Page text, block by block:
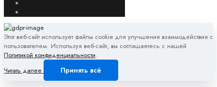
Этот веб-сайт использует файлы cookie для улучшения взаимодействия с
пользователем. Используя веб-сайт, вы соглашаетесь с нашей
Политикой конфиденциальности.
Читать далее
Принять всё